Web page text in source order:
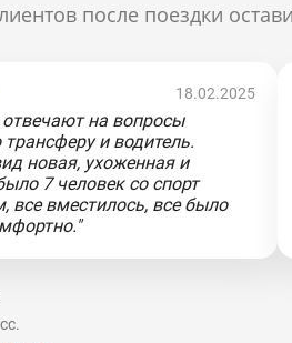
после поездки
18.02.2025
отвечают на вопросы
и водитель.
новая, ухоженная и
7 человек со спорт
все вместилось, все было